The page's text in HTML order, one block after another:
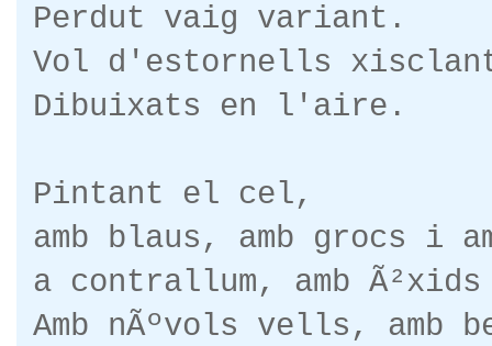
Perdut vaig variant.
Vol d'estornells
Dibuixats en l'aire.
Pintant el cel,
amb blaus, amb grocs i
a contrallum, amb
Amb nÃºvols vells, amb